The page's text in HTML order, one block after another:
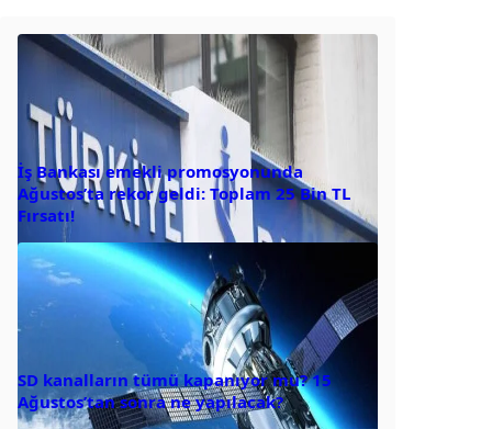
İş Bankası emekli promosyonunda
Ağustos’ta rekor geldi: Toplam 25 Bin TL
Fırsatı!
SD kanalların tümü kapanıyor mu? 15
Ağustos’tan sonra ne yapılacak?